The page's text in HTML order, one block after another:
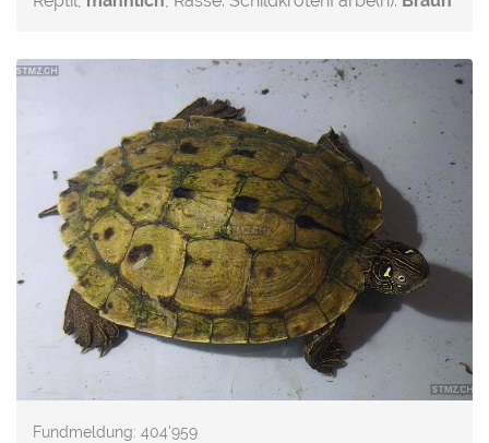
Fundmeldung: 404'959